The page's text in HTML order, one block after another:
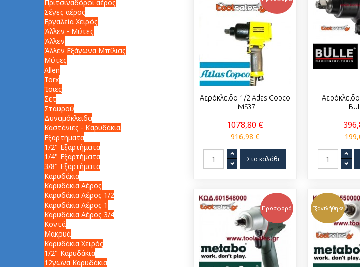
Αερόκλειδο 1/2 Atlas Copco
LMS37
1078,80 €
916,98 €
Προσφορά Εξαντλήθηκε
Πριτσιναδόροι αέρος
Σέγες αέρος
Εργαλεία Χειρός
Άλλεν - Μύτες
Άλλεν
Άλλεν Εξάγωνα Μπίλιας
Μύτες
Allen
Torx
Ίσιες
Σετ
Σταυρού
Δυναμόκλειδα
Καστάνιες - Καρυδάκια
Εξαρτήματα
1/2" Εξαρτήματα
1/4" Εξαρτήματα
3/8" Εξαρτήματα
Καρυδάκια
Καρυδάκια Αέρος
Καρυδάκια Αέρος 1/2
Καρυδάκια Αέρος 1
Καρυδάκια Αέρος 3/4
Κοντά
Μακρυά
Καρυδάκια Χειρός
1/2" Καρυδάκια
12γωνα Καρυδάκια